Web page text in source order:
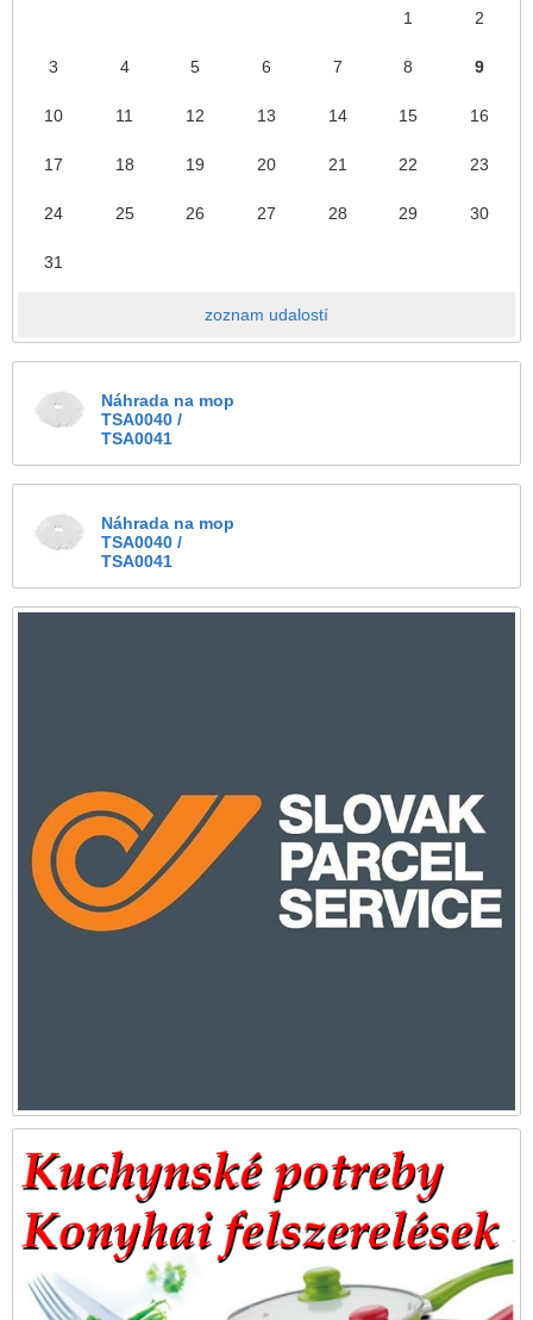
1 2
3 4 5 6 7 8 9
10 11 12 13 14 15 16
17 18 19 20 21 22 23
24 25 26 27 28 29 30
31
zoznam udalostí
Náhrada na mop
TSA0040 /
TSA0041
Náhrada na mop
TSA0040 /
TSA0041